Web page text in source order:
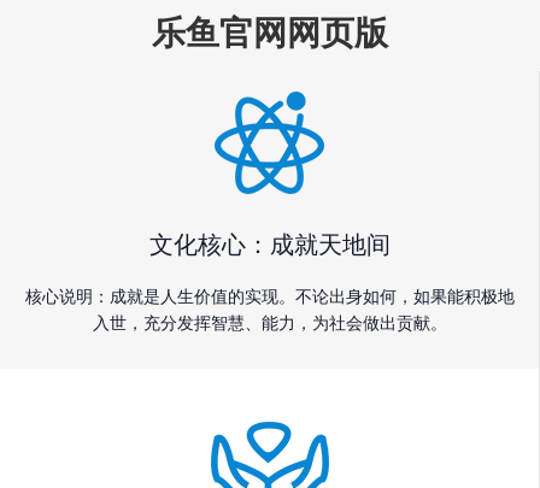
乐鱼官网网页版
文化核心：成就天地间
核心说明：成就是人生价值的实现。不论出身如何，如果能积极地
入世，充分发挥智慧、能力，为社会做出贡献。